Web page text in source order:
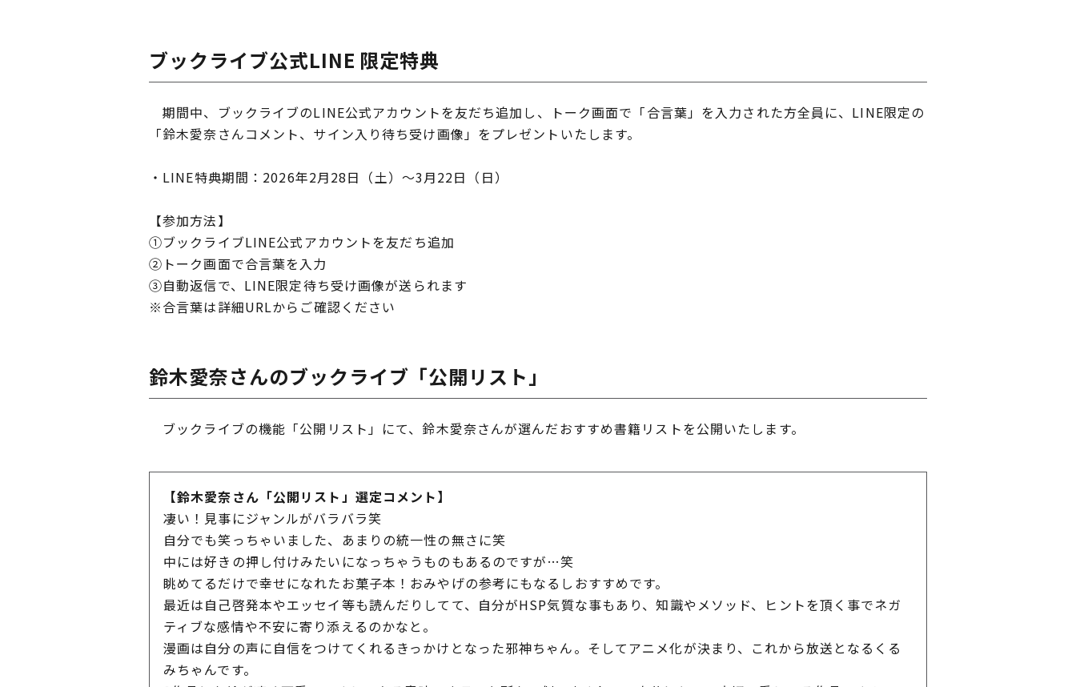
ブックライブ公式LINE 限定特典
期間中、ブックライブのLINE公式アカウントを友だち追加し、トーク画面で「合言葉」を入力された方全員に、LINE限定の
「鈴木愛奈さんコメント、サイン入り待ち受け画像」をプレゼントいたします。
・LINE特典期間：2026年2月28日（土）～3月22日（日）
【参加方法】
①ブックライブLINE公式アカウントを友だち追加
②トーク画面で合言葉を入力
③自動返信で、LINE限定待ち受け画像が送られます
※合言葉は詳細URLからご確認ください
鈴木愛奈さんのブックライブ「公開リスト」
ブックライブの機能「公開リスト」にて、鈴木愛奈さんが選んだおすすめ書籍リストを公開いたします。
【鈴木愛奈さん「公開リスト」選定コメント】
凄い！見事にジャンルがバラバラ笑
自分でも笑っちゃいました、あまりの統一性の無さに笑
中には好きの押し付けみたいになっちゃうものもあるのですが…笑
眺めてるだけで幸せになれたお菓子本！おみやげの参考にもなるしおすすめです。
最近は自己啓発本やエッセイ等も読んだりしてて、自分がHSP気質な事もあり、知識やメソッド、ヒントを頂く事でネガ
ティブな感情や不安に寄り添えるのかなと。
漫画は自分の声に自信をつけてくれるきっかけとなった邪神ちゃん。そしてアニメ化が決まり、これから放送となるくる
みちゃんです。